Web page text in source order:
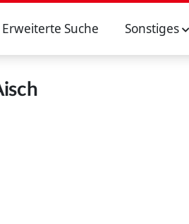
Erweiterte Suche Sonstiges